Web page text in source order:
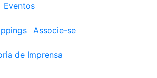
Eventos
Associe-se
de Imprensa